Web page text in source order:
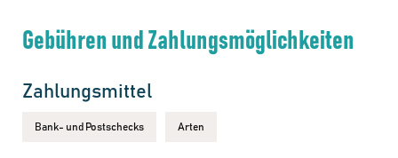
Gebühren und Zahlungsmöglichkeiten
Zahlungsmittel
Bank- und Postschecks Arten